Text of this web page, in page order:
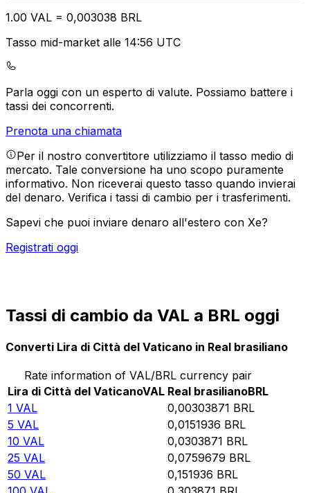
1.00 VAL = 0,003038 BRL
Tasso mid-market alle 14:56 UTC
Parla oggi con un esperto di valute. Possiamo battere i
tassi dei concorrenti.
Prenota una chiamata
Per il nostro convertitore utilizziamo il tasso medio di
mercato. Tale conversione ha uno scopo puramente
informativo. Non riceverai questo tasso quando invierai
del denaro. Verifica i tassi di cambio per i trasferimenti.
Sapevi che puoi inviare denaro all'estero con Xe?
Registrati oggi
Tassi di cambio da VAL a BRL oggi
Converti Lira di Città del Vaticano in Real brasiliano
Rate information of VAL/BRL currency pair
Lira di Città del VaticanoVAL Real brasilianoBRL
1 VAL 0,00303871 BRL
5 VAL 0,0151936 BRL
10 VAL 0,0303871 BRL
25 VAL 0,0759679 BRL
50 VAL 0,151936 BRL